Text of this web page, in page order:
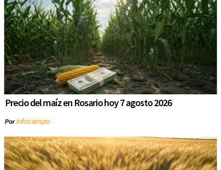
Precio del maíz en Rosario hoy 7 agosto 2026
Porinfocampo